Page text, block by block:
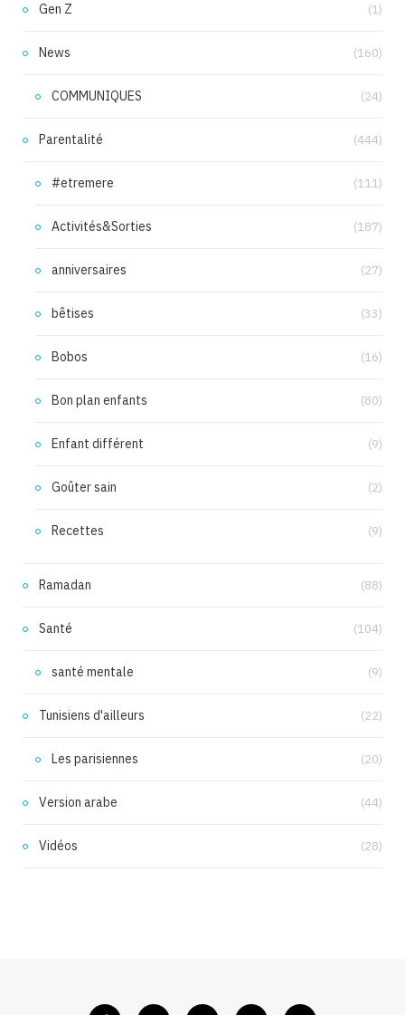
Gen Z (1)
News (160)
COMMUNIQUES (24)
Parentalité (444)
#etremere (111)
Activités&Sorties (187)
anniversaires (27)
bêtises (33)
Bobos (16)
Bon plan enfants (80)
Enfant différent (9)
Goûter sain (2)
Recettes (9)
Ramadan (88)
Santé (104)
santé mentale (9)
Tunisiens d'ailleurs (22)
Les parisiennes (20)
Version arabe (44)
Vidéos (28)